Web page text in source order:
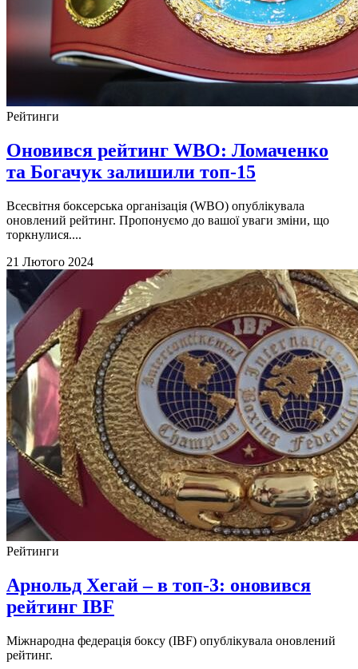
Рейтинги
Оновився рейтинг WBO: Ломаченко
та Богачук залишили топ-15
Всесвітня боксерська організація (WBO) опублікувала
оновлений рейтинг. Пропонуємо до вашої уваги зміни, що
торкнулися....
21 Лютого 2024
Рейтинги
Арнольд Хегай – в топ-3: оновився
рейтинг IBF
Міжнародна федерація боксу (IBF) опублікувала оновлений
рейтинг.